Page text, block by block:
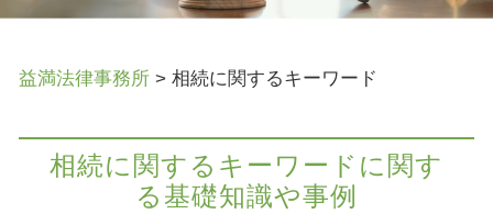
益満法律事務所 > 相続に関するキーワード
相続に関するキーワードに関す
る基礎知識や事例